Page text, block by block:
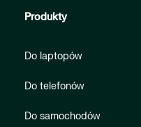
Produkty
Do laptopów
Do telefonów
Do samochodów